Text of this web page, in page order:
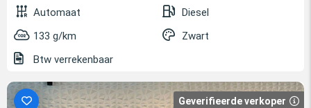
Automaat
Diesel
133 g/km
Zwart
Btw verrekenbaar
Geverifieerde verkoper